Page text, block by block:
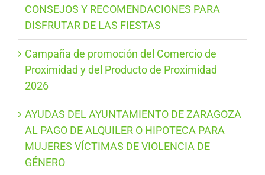
CONSEJOS Y RECOMENDACIONES PARA
DISFRUTAR DE LAS FIESTAS
Campaña de promoción del Comercio de
Proximidad y del Producto de Proximidad
2026
AYUDAS DEL AYUNTAMIENTO DE ZARAGOZA
AL PAGO DE ALQUILER O HIPOTECA PARA
MUJERES VÍCTIMAS DE VIOLENCIA DE
GÉNERO